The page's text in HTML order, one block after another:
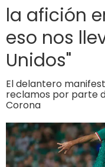
la afición
eso nos
Unidos"
El delantero
reclamos por parte
Corona